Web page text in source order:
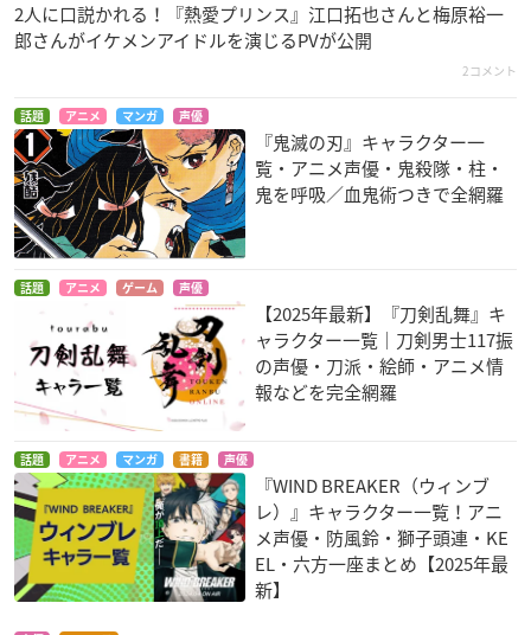
2人に口説かれる！『熱愛プリンス』江口拓也さんと梅原裕一
郎さんがイケメンアイドルを演じるPVが公開
2コメント
話題 アニメ マンガ 声優
『鬼滅の刃』キャラクター一
覧・アニメ声優・鬼殺隊・柱・
鬼を呼吸／血鬼術つきで全網羅
話題 アニメ ゲーム 声優
【2025年最新】『刀剣乱舞』キ
ャラクター一覧｜刀剣男士117振
の声優・刀派・絵師・アニメ情
報などを完全網羅
話題 アニメ マンガ 書籍 声優
『WIND BREAKER（ウィンブ
レ）』キャラクター一覧！アニ
メ声優・防風鈴・獅子頭連・KE
EL・六方一座まとめ【2025年最
新】